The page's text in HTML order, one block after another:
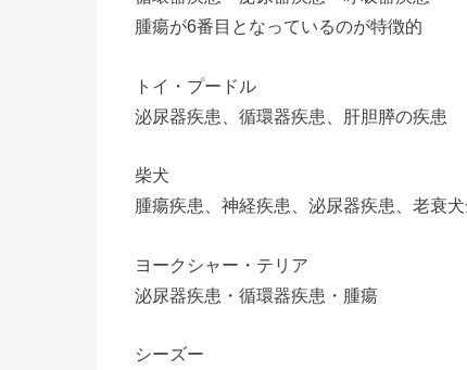
腫瘍が6番目となっているのが特徴的
トイ・プードル
泌尿器疾患、循環器疾患、肝胆膵の疾患
柴犬
腫瘍疾患、神経疾患、泌尿器疾患、老衰
ヨークシャー・テリア
泌尿器疾患・循環器疾患・腫瘍
シーズー